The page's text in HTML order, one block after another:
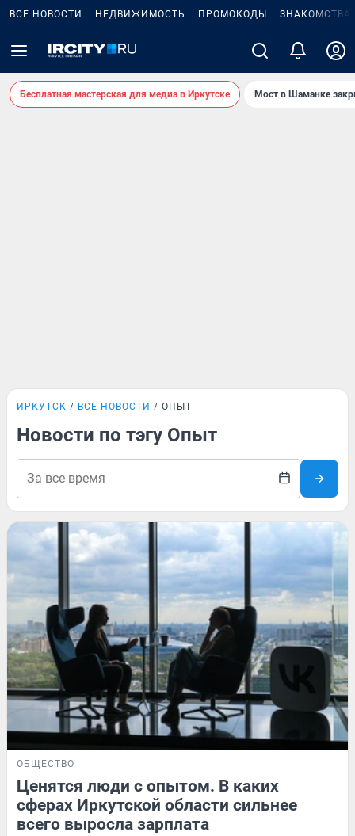
ВСЕ НОВОСТИ НЕДВИЖИМОСТЬ ПРОМОКОДЫ ЗНАКОМСТВА
Бесплатная мастерская для медиа в Иркутске Мост в Шаманке
ИРКУТСК ВСЕ НОВОСТИ ОПЫТ
Новости по тэгу Опыт
ОБЩЕСТВО
Ценятся люди с опытом. В каких
сферах Иркутской области сильнее
всего выросла зарплата